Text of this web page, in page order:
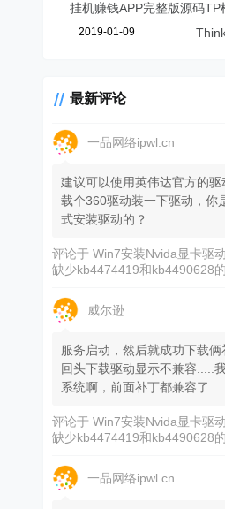
挂机赚钱APP完整版源码TP
2019-01-09
最新评论
一品网络ipwl.cn
建议可以使用英伟达官方的
载个360驱动装一下驱动，你
式安装驱动的？
评论于Win7安装Nvida显卡驱
缺少kb4474419和kb4490628
威尔逊
服务启动，然后就成功下载俩
回头下载驱动显示不兼容.....
系统啊，前面补丁都兼容了...
评论于Win7安装Nvida显卡驱
缺少kb4474419和kb4490628
一品网络ipwl.cn